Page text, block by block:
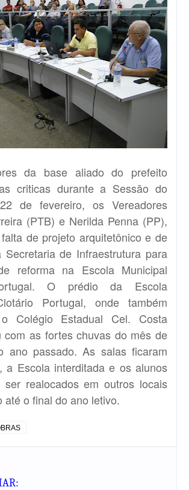
da base aliado do prefeito
criticas durante a Sessão do
de fevereiro, os Vereadores
(PTB) e Nerilda Penna (PP),
de projeto arquitetônico e de
Secretaria de Infraestrutura para
reforma na Escola Municipal
O prédio da Escola
Portugal, onde também
Colégio Estadual Cel. Costa
com as fortes chuvas do mês de
ano passado. As salas ficaram
a Escola interditada e os alunos
ser realocados em outros locais
até o final do ano letivo.